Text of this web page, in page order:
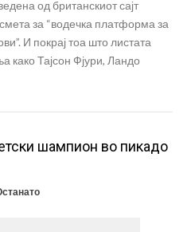
од британскиот сајт
за “водечка платформа за
И покрај тоа што листата
како Тајсон Фјури, Ландо
шампион во пикадо